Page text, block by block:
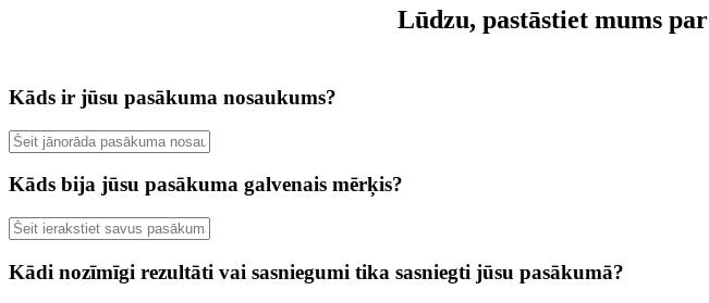
Lūdzu, pastāstiet mums
Kāds ir jūsu pasākuma nosaukums?
Kāds bija jūsu pasākuma galvenais mērķis?
Kādi nozīmīgi rezultāti vai sasniegumi tika sasniegti jūsu pasākumā?